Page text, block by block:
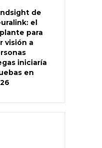
de
el
para
visión a
iniciaría
en